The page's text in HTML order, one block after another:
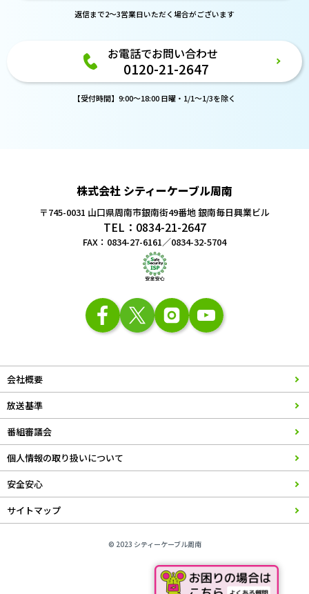
返信まで2～3営業日いただく場合がございます
お電話でお問い合わせ
0120-21-2647
【受付時間】9:00～18:00 日曜・1/1～1/3を除く
株式会社 シティーケーブル周南
〒745-0031 山口県周南市銀南街49番地銀南毎日興業ビル
TEL：0834-21-2647
FAX：0834-27-6161／0834-32-5704
会社概要
放送基準
番組審議会
個人情報の取り扱いについて
安全安心
サイトマップ
© 2023 シティーケーブル周南